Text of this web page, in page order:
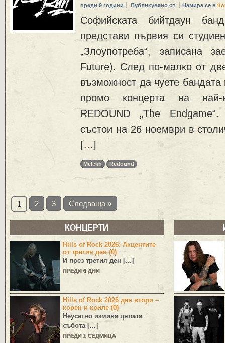
преди 9 години Публикувано от Намира се в
Софийската бийтдаун
представи първия си
„Злоупотреба“, записана
Future). След по-малко от
възможност да чуете бандата
промо концерта на
REDOUND „The
състои на 26 ноември в
[…]
Melekh Redound
1 2 3 Следваща »
КОНЦЕРТИ
Hills of Rock 2026: Акцентите
от третия ден (0)
И през третия ден […]
ПРЕДИ 6 ДНИ
Hills of Rock 2026 ден втори –
корен и криле (0)
Неусетно измина цялата
събота […]
ПРЕДИ 1 СЕДМИЦА